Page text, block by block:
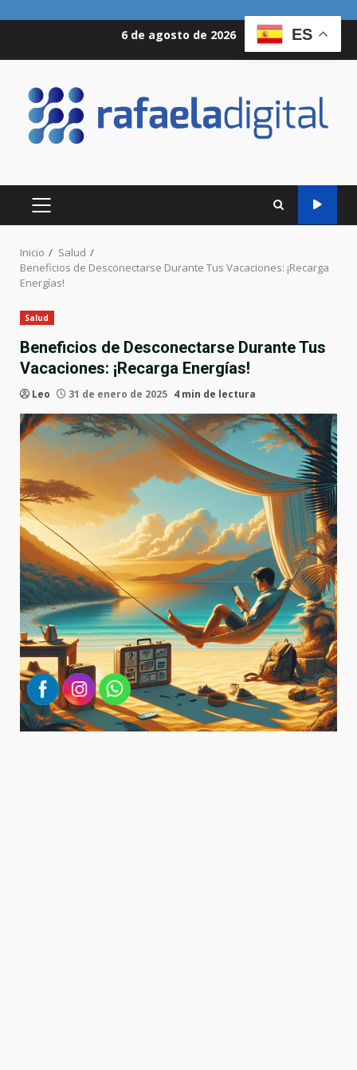
6 de agosto de 2026
MENÚ
PRINCIPAL
Inicio
Salud
Beneficios de Desconectarse Durante Tus Vacaciones: ¡Recarga
Energías!
Salud
Beneficios de Desconectarse Durante Tus
Vacaciones: ¡Recarga Energías!
Leo 31 de enero de 2025 4 min de lectura
ES